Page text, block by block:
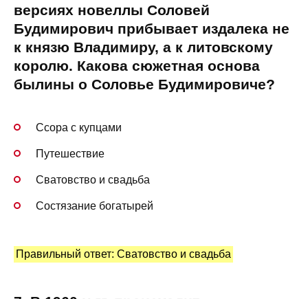
версиях новеллы Соловей
Будимирович прибывает издалека не
к князю Владимиру, а к литовскому
королю. Какова сюжетная основа
былины о Соловье Будимировиче?
Ссора с купцами
Путешествие
Сватовство и свадьба
Состязание богатырей
Правильный ответ: Сватовство и свадьба